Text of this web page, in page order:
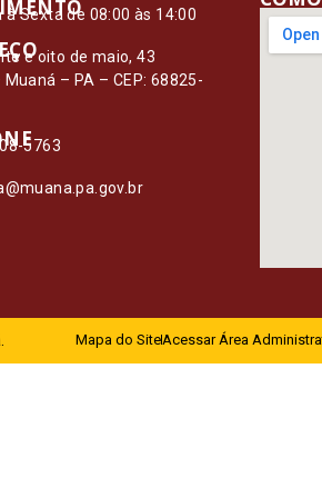
à Sexta de 08:00 às 14:00
e oito de maio, 43
– PA – CEP: 68825-
5763
Mapa do SiteAcessar Área